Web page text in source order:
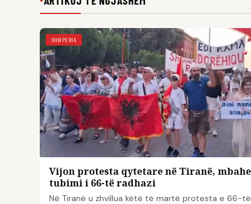
SHQIPERIA
Vijon protesta qytetare në Tiranë,
tubimi i 66-të radhazi
Në Tiranë u zhvillua këtë të martë protesta e 66-të